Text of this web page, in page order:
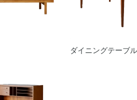
ダイニングテーブル